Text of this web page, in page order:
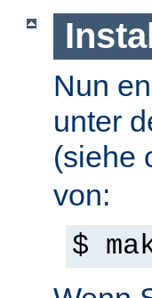
Nun
unter
(siehe
von:
$